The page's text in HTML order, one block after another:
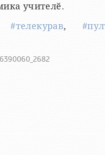
учителӗ.
#телекурав,